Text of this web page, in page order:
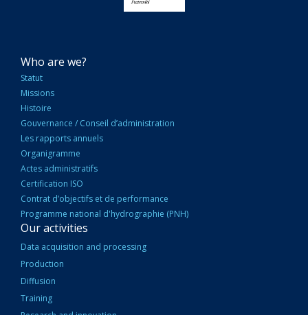
NAVIGATION
PRINCIPALE
Who are we?
Statut
Missions
Histoire
Gouvernance / Conseil d’administration
Les rapports annuels
Organigramme
Actes administratifs
Certification ISO
Contrat d’objectifs et de performance
Programme national d'hydrographie (PNH)
Our activities
Data acquisition and processing
Production
Diffusion
Training